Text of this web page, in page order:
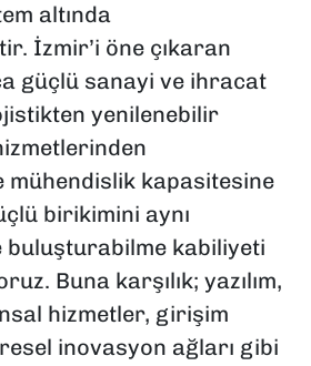
altında
İzmir’i öne çıkaran
güçlü sanayi ve ihracat
yenilenebilir
mühendislik kapasitesine
birikimini aynı
buluşturabilme kabiliyeti
Buna karşılık; yazılım,
hizmetler, girişim
inovasyon ağları gibi